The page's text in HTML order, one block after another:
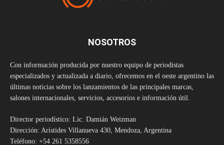
NOSOTROS
Con información producida por nuestro equipo de periodistas
especializados y actualizada a diario, ofrecemos en el oeste argentino las
últimas noticias sobre los lanzamientos de las principales marcas,
salones internacionales, servicios, accesorios e información útil.
Director periodístico: Lic. Damián Weizman
Dirección: Arístides Villanueva 430, Mendoza, Argentina
Teléfono: +54 261 5358556